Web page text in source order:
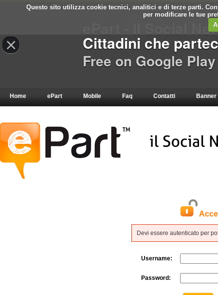
Questo sito utilizza cookie tecnici, analitici e di terze parti.
per modificare le tue
Home ePart Mobile Faq Contatti Banner
Devi essere autenticato per
Username:
Password:
×
ePart - Il Social
Cittadini che
Free on Google Play